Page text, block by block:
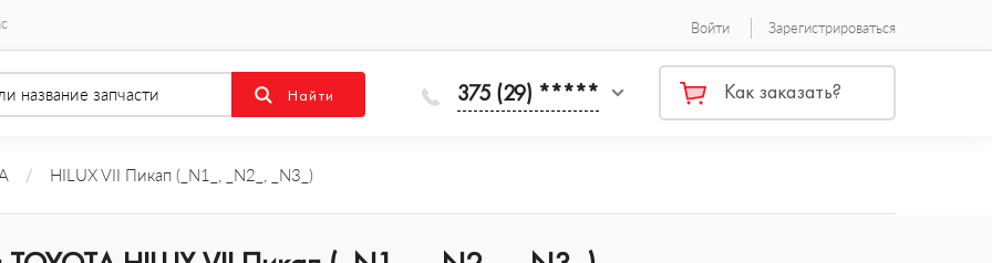
Войти Зарегистрироваться
375 (29) ***** Как заказать?
/ HILUX VII Пикап (_N1_, _N2_, _N3_)